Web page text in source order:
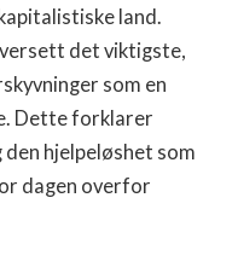
land.
det viktigste,
som en
Dette forklarer
hjelpeløshet som
dagen overfor